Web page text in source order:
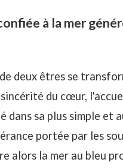
à la mer
deux êtres se
du cœur,
sa plus simple et
portée par les
alors la mer au bleu